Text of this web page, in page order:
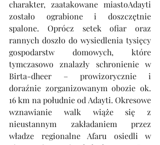
charakter, zaatakowane miastoAdayti
zostało ograbione i doszczętnie
spalone. Oprócz setek ofiar oraz
rannych doszło do wysiedlenia tysięcy
gospodarstw domowych, które
tymczasowo znalazły schronienie w
Birta-dheer – prowizorycznie i
doraźnie zorganizowanym obozie ok.
16 km na południe od Adayti. Okresowe
wznawianie walk wiąże się z
nieustannym zakładaniem przez
władze regionalne Afaru osiedli w